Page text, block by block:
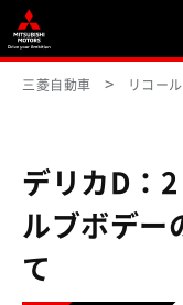
三菱自動車 リコー
デリカD：
ルブボデー
て